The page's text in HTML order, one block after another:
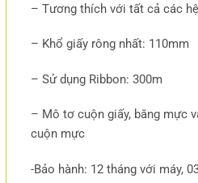
– Tương thích với tất cả các
– Khổ giấy rông nhất: 110mm
– Sử dụng Ribbon: 300m
– Mô tơ cuộn giấy, băng mực
cuộn mực
-Bảo hành: 12 tháng với máy,